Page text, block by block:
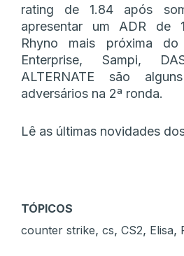
rating de 1.84 após
apresentar um ADR de
Rhyno mais próxima do
Enterprise, Sampi,
ALTERNATE são
adversários na 2ª ronda.
Lê as últimas novidades
TÓPICOS
counter strike, cs, CS2, Elisa,